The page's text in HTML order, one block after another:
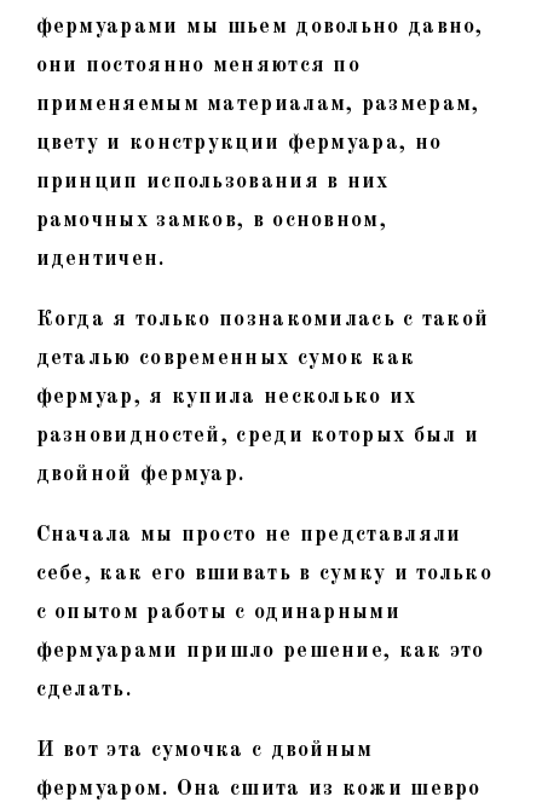
фермуарами мы шьем довольно давно,
они постоянно меняются по
применяемым материалам, размерам,
цвету и конструкции фермуара, но
принцип использования в них
рамочных замков, в основном,
идентичен.
Когда я только познакомилась с такой
деталью современных сумок как
фермуар, я купила несколько их
разновидностей, среди которых был и
двойной фермуар.
Сначала мы просто не представляли
себе, как его вшивать в сумку и только
с опытом работы с одинарными
фермуарами пришло решение, как это
сделать.
И вот эта сумочка с двойным
фермуаром. Она сшита из кожи шевро